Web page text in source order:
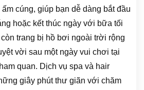
cúng, giúp bạn dễ dàng bắt đầu
hoặc kết thúc ngày với bữa tối
trang bị hồ bơi ngoài trời rộng
vời sau một ngày vui chơi tại
quan. Dịch vụ spa và hair
giây phút thư giãn với chăm